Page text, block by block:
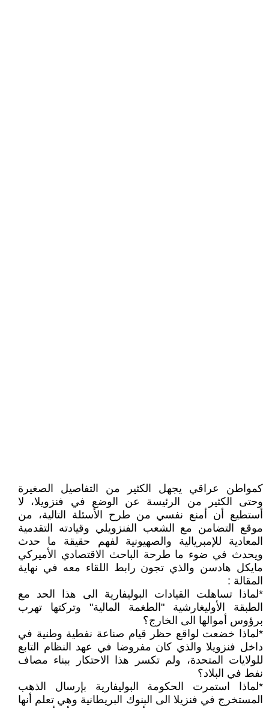
كمواطن عراقي يجهل الكثير من التفاصيل الصغيرة
وحتى الكثير من الرئيسة عن الوضع في فنزويلا، لا
أستطيع أن أمنع نفسي من طرح الأسئلة التالية، من
موقع التضامن مع الشعب الفنزويلي وقيادته التقدمية
المعادية للإمبريالية والصهيونية لفهم حقيقة ما حدث
ويحدث في ضوء ما طرحة الباحث الاقتصادي الأميركي
مايكل هادسن والذي تجون رابط اللقاء معه في نهاية
المقالة :
*لماذا تساهلت القيادات البوليفارية الى هذا الحد مع
الطبقة الأوليغارشية "الطغمة المالية" وتركتها تهرب
برؤوس أموالها الى الخارج؟
*لماذا خضعت لواقع حظر قيام صناعة نفطية وطنية في
داخل فنزويلا والذي كان مفروضا في عهد النظام التابع
للولايات المتحدة، ولم تكسر هذا الاحتكار ببناء مصاف
نفط في البلاد؟
*لماذا استمرت الحكومة البوليفارية بإرسال الذهب
المستخرج في فنزيلا الى البنوك البريطانية وهي تعلم أنها